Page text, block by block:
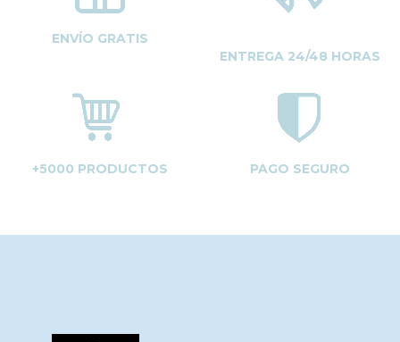
ENVÍO GRATIS
ENTREGA 24/48 HORAS
+5000 PRODUCTOS PAGO SEGURO